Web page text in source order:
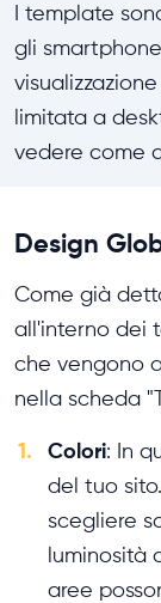
I template
gli
limitata a
vedere come
Design
Come già
all'interno dei
che vengono
nella scheda
1. Colori: In
del tuo
scegliere
luminosità
aree